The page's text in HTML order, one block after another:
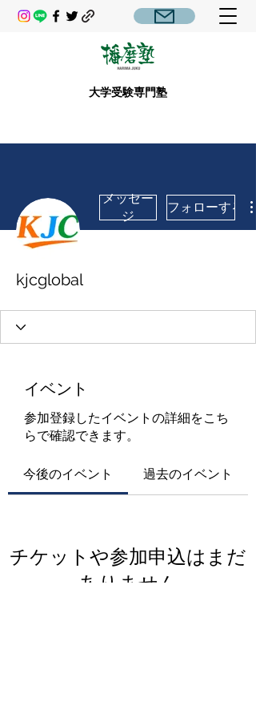
大学受験専門塾
メッセー
ジ
フォローする
kjcglobal
イベント
参加登録したイベントの詳細をこち
らで確認できます。
今後のイベント 過去のイベント
チケットや参加申込はまだ
ありません